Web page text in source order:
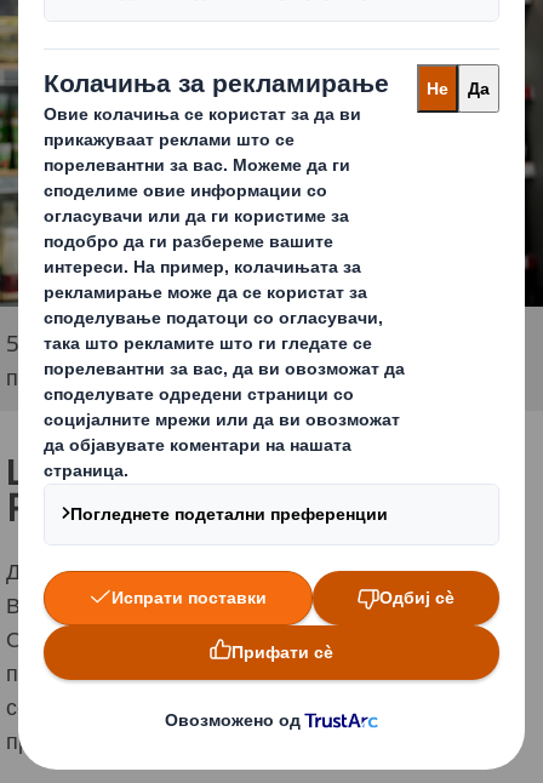
5-10% од Вашите производи не се достапни во
продавница
Што е всушност Ѕhelf Ready
Packaging?
Да поедноставиме, SRP е збирно пакување на
Вашиот производ кое еспремно за маркетите
Овозможува производот да биде доставен во
продавницата, но исто така претворен за неколку
секунди во пакет каде ке бидат изложени
производите на полица.